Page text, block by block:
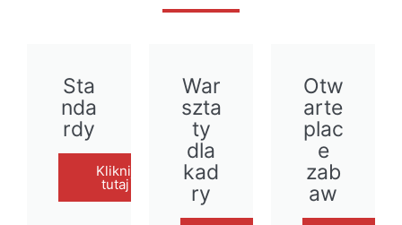
Sta
nda
rdy
Kliknij
tutaj
War
szta
ty
dla
kad
ry
Otw
arte
plac
e
zab
aw